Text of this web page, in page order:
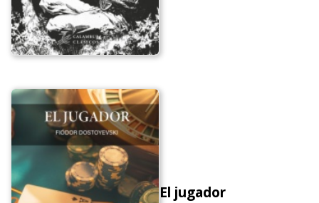
El jugador